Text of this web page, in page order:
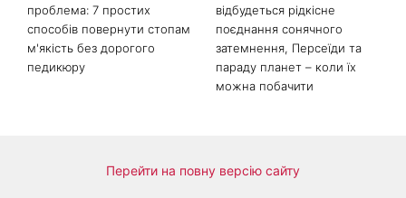
проблема: 7 простих
способів повернути стопам
м'якість без дорогого
педикюру
відбудеться рідкісне
поєднання сонячного
затемнення, Персеїди та
параду планет – коли їх
можна побачити
Перейти на повну версію сайту